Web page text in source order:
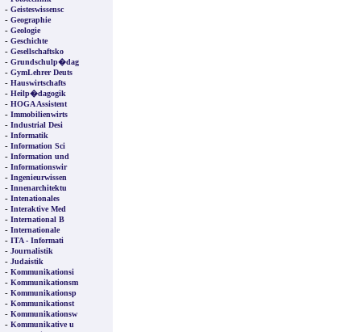
- Geisteswissensc
- Geographie
- Geologie
- Geschichte
- Gesellschaftsko
- Grundschulp�dag
- GymLehrer Deuts
- Hauswirtschafts
- Heilp�dagogik
- HOGA Assistent
- Immobilienwirts
- Industrial Desi
- Informatik
- Information Sci
- Information und
- Informationswir
- Ingenieurwissen
- Innenarchitektu
- Intenationales
- Interaktive Med
- International B
- Internationale
- ITA - Informati
- Journalistik
- Judaistik
- Kommunikationsi
- Kommunikationsm
- Kommunikationsp
- Kommunikationst
- Kommunikationsw
- Kommunikative u